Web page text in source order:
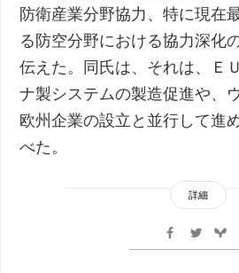
防衛産業分野協力、特に現在
る防空分野における協力深化
伝えた。同氏は、それは、Ｅ
ナ製システムの製造促進や、
欧州企業の設立と並行して進
べた。
詳細